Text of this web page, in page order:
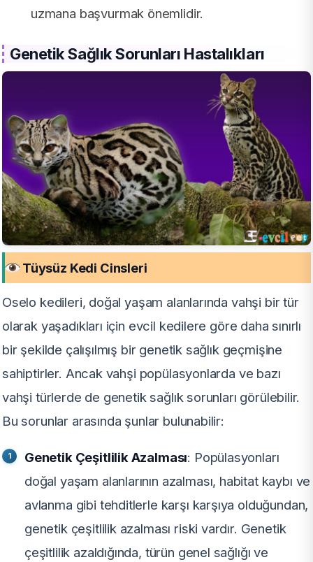
uzmana başvurmak önemlidir.
Genetik Sağlık Sorunları Hastalıkları
Tüysüz Kedi Cinsleri
Oselo kedileri, doğal yaşam alanlarında vahşi bir tür
olarak yaşadıkları için evcil kedilere göre daha sınırlı
bir şekilde çalışılmış bir genetik sağlık geçmişine
sahiptirler. Ancak vahşi popülasyonlarda ve bazı
vahşi türlerde de genetik sağlık sorunları görülebilir.
Bu sorunlar arasında şunlar bulunabilir:
Genetik Çeşitlilik Azalması: Popülasyonları
doğal yaşam alanlarının azalması, habitat kaybı ve
avlanma gibi tehditlerle karşı karşıya olduğundan,
genetik çeşitlilik azalması riski vardır. Genetik
çeşitlilik azaldığında, türün genel sağlığı ve